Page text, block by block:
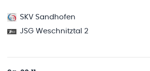
SKV Sandhofen
JSG Weschnitztal 2